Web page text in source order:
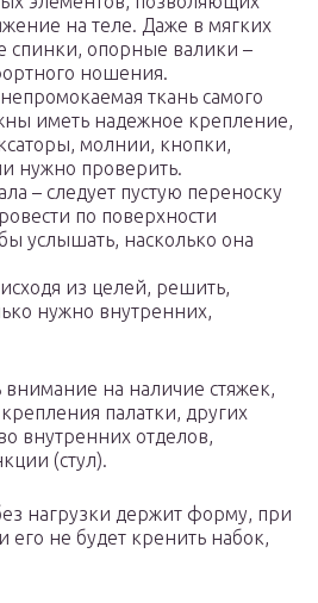
на теле. Даже в мягких
спинки, опорные валики –
ношения.
ткань самого
иметь надежное крепление,
молнии, кнопки,
нужно проверить.
– следует пустую переноску
по поверхности
услышать, насколько она
из целей, решить,
нужно внутренних,
внимание на наличие стяжек,
палатки, других
внутренних отделов,
(стул).
нагрузки держит форму, при
его не будет кренить набок,